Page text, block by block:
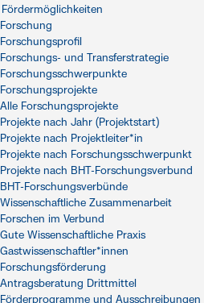
Fördermöglichkeiten
Forschung
Forschungsprofil
Forschungs- und Transferstrategie
Forschungsschwerpunkte
Forschungsprojekte
Alle Forschungsprojekte
Projekte nach Jahr (Projektstart)
Projekte nach Projektleiter*in
Projekte nach Forschungsschwerpunkt
Projekte nach BHT-Forschungsverbund
BHT-Forschungsverbünde
Wissenschaftliche Zusammenarbeit
Forschen im Verbund
Gute Wissenschaftliche Praxis
Gastwissenschaftler*innen
Forschungsförderung
Antragsberatung Drittmittel
Förderprogramme und Ausschreibungen